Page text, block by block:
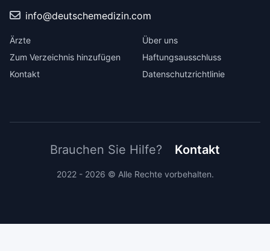
info@deutschemedizin.com
Ärzte
Zum Verzeichnis hinzufügen
Kontakt
Über uns
Haftungsausschluss
Datenschutzrichtlinie
Brauchen Sie Hilfe? Kontakt
2022 - 2026 © Alle Rechte vorbehalten.